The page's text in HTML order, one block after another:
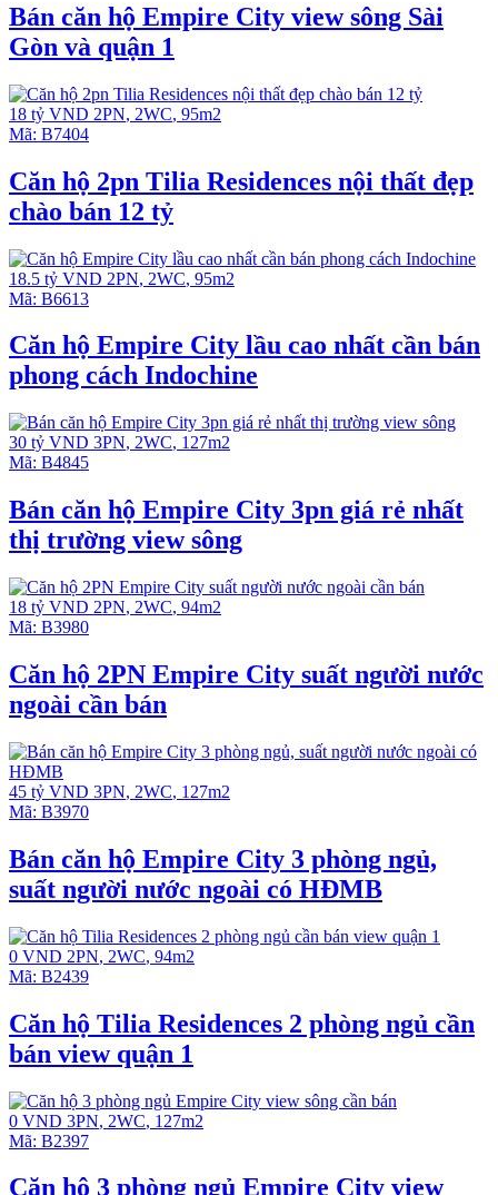
Bán căn hộ Empire City view sông Sài
Gòn và quận 1
18 tỷ VND 2PN, 2WC, 95m2
Mã: B7404
Căn hộ 2pn Tilia Residences nội thất đẹp
chào bán 12 tỷ
18.5 tỷ VND 2PN, 2WC, 95m2
Mã: B6613
Căn hộ Empire City lầu cao nhất cần bán
phong cách Indochine
30 tỷ VND 3PN, 2WC, 127m2
Mã: B4845
Bán căn hộ Empire City 3pn giá rẻ nhất
thị trường view sông
18 tỷ VND 2PN, 2WC, 94m2
Mã: B3980
Căn hộ 2PN Empire City suất người nước
ngoài cần bán
45 tỷ VND 3PN, 2WC, 127m2
Mã: B3970
Bán căn hộ Empire City 3 phòng ngủ,
suất người nước ngoài có HĐMB
0 VND 2PN, 2WC, 94m2
Mã: B2439
Căn hộ Tilia Residences 2 phòng ngủ cần
bán view quận 1
0 VND 3PN, 2WC, 127m2
Mã: B2397
Căn hộ 3 phòng ngủ Empire City view